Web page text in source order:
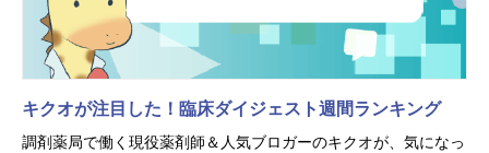
キクオが注目した！臨床ダイジェスト週間ランキング
調剤薬局で働く現役薬剤師＆人気ブロガーのキクオが、気になっ